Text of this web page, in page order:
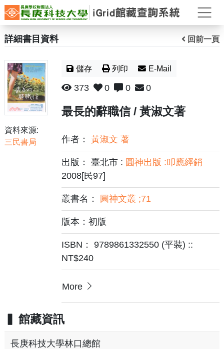
打
詳細書目資料 回前一頁
資料來源:
三民書局
儲存 列印 E-Mail
373 0 0 0
最長的辭職信 / 黃淑文著
作者：黃淑文 著
出版： 臺北市 : 圓神出版 :叩應經銷
2008[民97]
叢書名： 圓神文叢 ;71
版本：初版
ISBN： 9789861332550 (平裝) ::
NT$240
More
館藏資訊
長庚科技大學林口總館